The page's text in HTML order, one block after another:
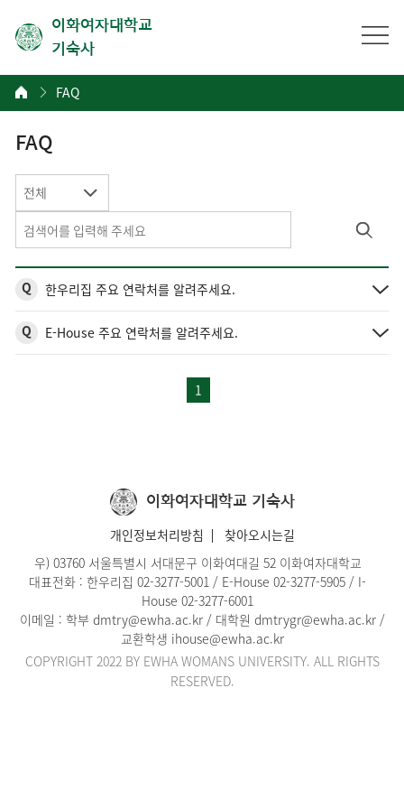
이화여자대학교
기숙사
FAQ
FAQ
전체
Q 한우리집 주요 연락처를 알려주세요.
Q E-House 주요 연락처를 알려주세요.
1
이화여자대학교 기숙사
개인정보처리방침
찾아오시는길
우) 03760 서울특별시 서대문구 이화여대길 52 이화여자대학교
대표전화 : 한우리집 02-3277-5001 / E-House 02-3277-5905 / I-
House 02-3277-6001
이메일 : 학부 dmtry@ewha.ac.kr/ 대학원 dmtrygr@ewha.ac.kr/
교환학생 ihouse@ewha.ac.kr
COPYRIGHT 2022 BY EWHA WOMANS UNIVERSITY. ALL RIGHTS
RESERVED.